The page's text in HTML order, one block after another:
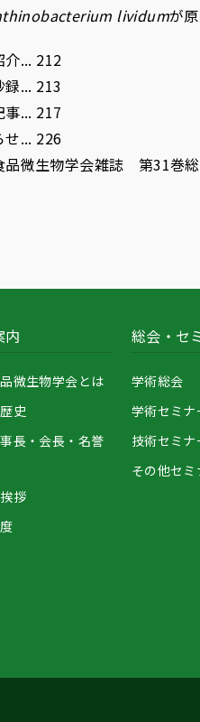
lividumが
介... 212
録... 213
事... 217
せ... 226
品微生物学会雑誌 第31巻
内
微生物学会とは
史
長・会長・名誉
拶
総会・セ
学術総会
学術セミナ
技術セミナ
その他セミ